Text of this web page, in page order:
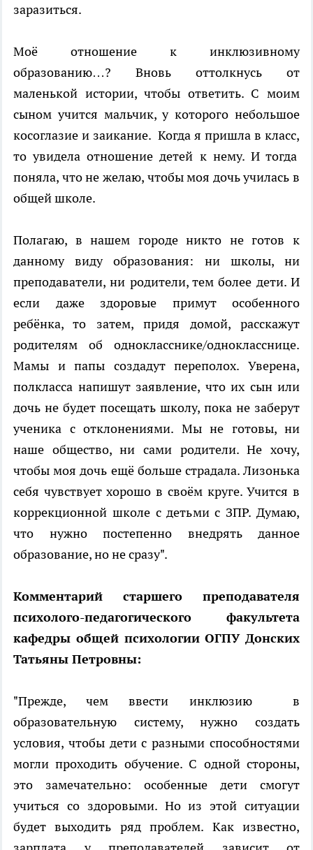
заразиться.
Моё отношение к инклюзивному
образованию…? Вновь оттолкнусь от
маленькой истории, чтобы ответить. С моим
сыном учится мальчик, у которого небольшое
косоглазие и заикание. Когда я пришла в класс,
то увидела отношение детей к нему. И тогда
поняла, что не желаю, чтобы моя дочь училась в
общей школе.
Полагаю, в нашем городе никто не готов к
данному виду образования: ни школы, ни
преподаватели, ни родители, тем более дети. И
если даже здоровые примут особенного
ребёнка, то затем, придя домой, расскажут
родителям об однокласснике/однокласснице.
Мамы и папы создадут переполох. Уверена,
полкласса напишут заявление, что их сын или
дочь не будет посещать школу, пока не заберут
ученика с отклонениями. Мы не готовы, ни
наше общество, ни сами родители. Не хочу,
чтобы моя дочь ещё больше страдала. Лизонька
себя чувствует хорошо в своём круге. Учится в
коррекционной школе с детьми с ЗПР. Думаю,
что нужно постепенно внедрять данное
образование, но не сразу".
Комментарий старшего преподавателя
психолого-педагогического факультета
кафедры общей психологии ОГПУ Донских
Татьяны Петровны:
"Прежде, чем ввести инклюзию в
образовательную систему, нужно создать
условия, чтобы дети с разными способностями
могли проходить обучение. С одной стороны,
это замечательно: особенные дети смогут
учиться со здоровыми. Но из этой ситуации
будет выходить ряд проблем. Как известно,